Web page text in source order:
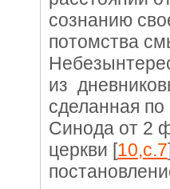
сознанию
потомства
из
сделанная
Синода от 2
церкви [10,c.7